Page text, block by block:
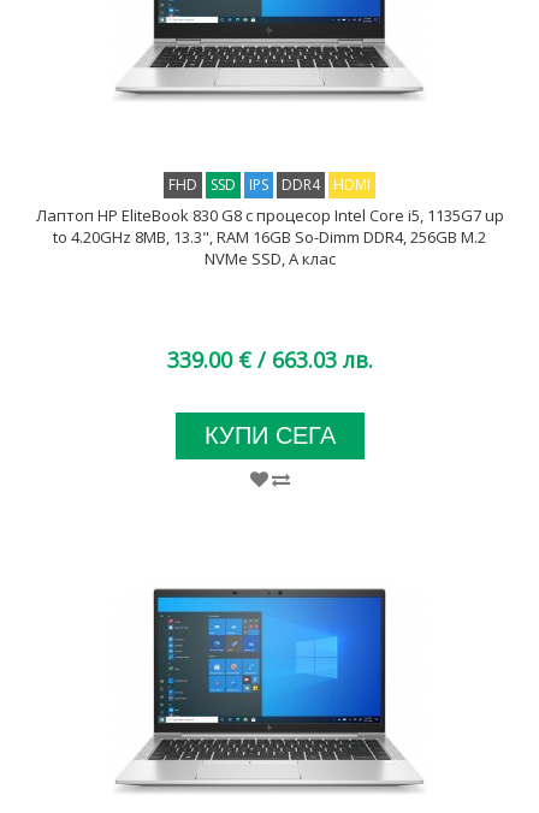
FHD SSD IPS DDR4 HDMI
Лаптоп HP EliteBook 830 G8 с процесор Intel Core i5, 1135G7 up
to 4.20GHz 8MB, 13.3", RAM 16GB So-Dimm DDR4, 256GB M.2
NVMe SSD, A клас
339.00 € / 663.03 лв.
КУПИ СЕГА